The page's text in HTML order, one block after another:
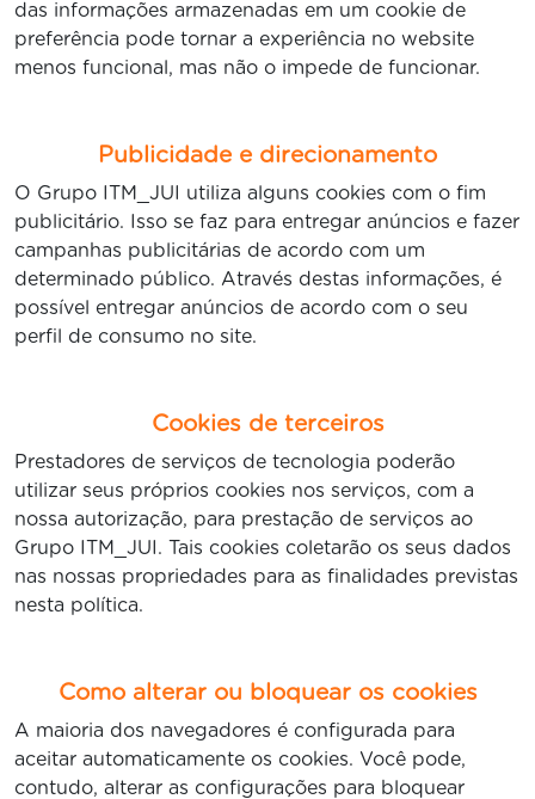
das informações armazenadas em um cookie de
preferência pode tornar a experiência no website
menos funcional, mas não o impede de funcionar.
Publicidade e direcionamento
O Grupo ITM_JUI utiliza alguns cookies com o fim
publicitário. Isso se faz para entregar anúncios e fazer
campanhas publicitárias de acordo com um
determinado público. Através destas informações, é
possível entregar anúncios de acordo com o seu
perfil de consumo no site.
Cookies de terceiros
Prestadores de serviços de tecnologia poderão
utilizar seus próprios cookies nos serviços, com a
nossa autorização, para prestação de serviços ao
Grupo ITM_JUI. Tais cookies coletarão os seus dados
nas nossas propriedades para as finalidades previstas
nesta política.
Como alterar ou bloquear os cookies
A maioria dos navegadores é configurada para
aceitar automaticamente os cookies. Você pode,
contudo, alterar as configurações para bloquear